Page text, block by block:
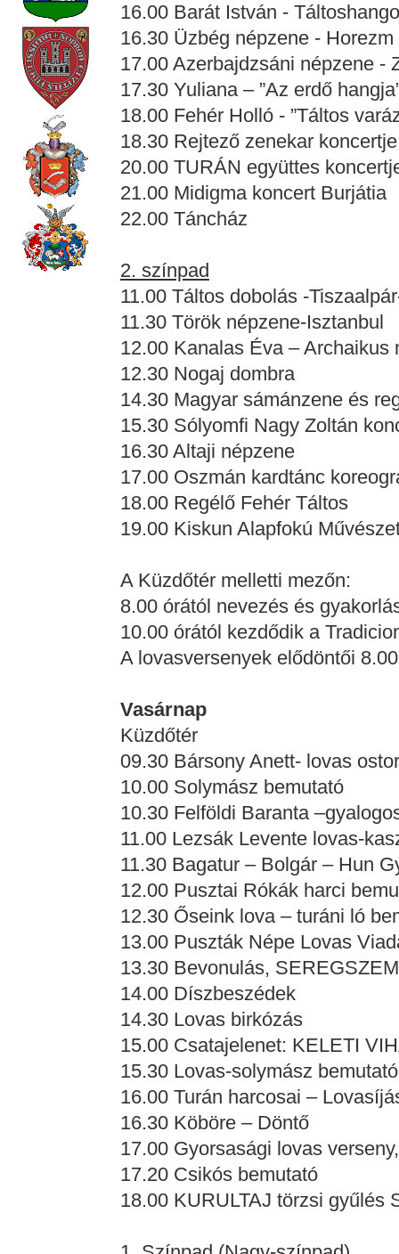
16.00 Barát István -
16.30 Üzbég népzene - Horezm
17.00 Azerbajdzsáni népzene -
17.30 Yuliana – ”Az erdő
18.00 Fehér Holló - ”Táltos
18.30 Rejtező zenekar koncertje
20.00 TURÁN együttes
21.00 Midigma koncert Burjátia
22.00 Táncház
2. színpad
11.00 Táltos dobolás -
11.30 Török népzene-Isztanbul
12.00 Kanalas Éva –
12.30 Nogaj dombra
14.30 Magyar sámánzene és
15.30 Sólyomfi Nagy Zoltán
16.30 Altaji népzene
17.00 Oszmán kardtánc
18.00 Regélő Fehér Táltos
19.00 Kiskun Alapfokú
A Küzdőtér melletti mezőn:
8.00 órától nevezés és
10.00 órától kezdődik a
A lovasversenyek elődöntői
Vasárnap
Küzdőtér
09.30 Bársony Anett- lovas
10.00 Solymász bemutató
10.30 Felföldi Baranta
11.00 Lezsák Levente lovas-
11.30 Bagatur – Bolgár – Hun
12.00 Pusztai Rókák harci
12.30 Őseink lova – turáni ló
13.00 Puszták Népe Lovas
13.30 Bevonulás,
14.00 Díszbeszédek
14.30 Lovas birkózás
15.00 Csatajelenet: KELETI
15.30 Lovas-solymász bemutató
16.00 Turán harcosai –
16.30 Köböre – Döntő
17.00 Gyorsasági lovas
17.20 Csikós bemutató
18.00 KURULTAJ törzsi gyűlés